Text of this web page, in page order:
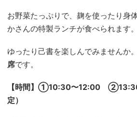
お野菜たっぷりで、麹を使ったり身
かさんの特製ランチが食べられます。
ゆったり己書を楽しんでみませんか
席です。
【時間】①10:30〜12:00
定）